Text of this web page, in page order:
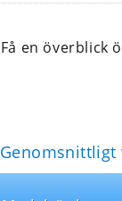
Få en överblick
Genomsnittligt